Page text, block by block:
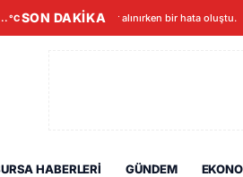
SON DAKİKAVeriler alınırken bir hata oluştu.
HABERLERI GÜNDEM